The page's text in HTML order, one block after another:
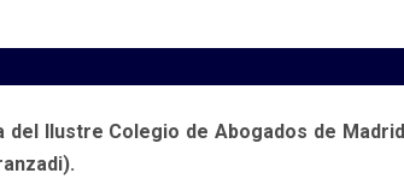
Ilustre Colegio de Abogados de Madrid